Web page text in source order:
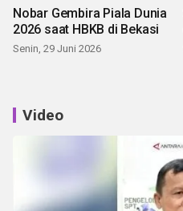
Nobar Gembira Piala Dunia
2026 saat HBKB di Bekasi
Senin, 29 Juni 2026
Video